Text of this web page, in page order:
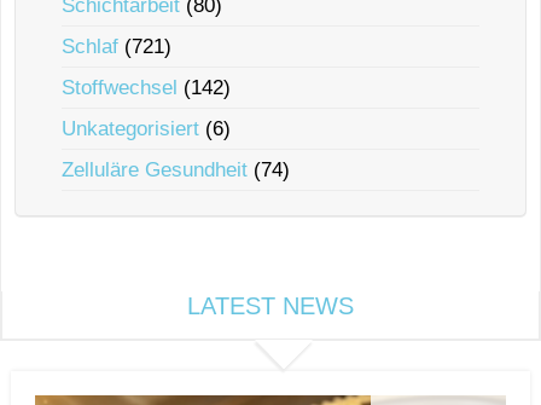
Schichtarbeit (80)
Schlaf (721)
Stoffwechsel (142)
Unkategorisiert (6)
Zelluläre Gesundheit (74)
LATEST NEWS